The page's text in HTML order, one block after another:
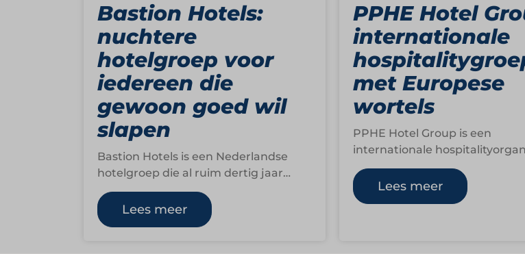
Bastion Hotels:
nuchtere
hotelgroep voor
iedereen die
gewoon goed wil
slapen
Bastion Hotels is een Nederlandse
hotelgroep die al ruim dertig jaar
vertrouwde overnachtingen biedt in
het hele land. Met 34…
Lees meer
PPHE Hotel
internationale
met Europese
wortels
PPHE Hotel Group is een
internationale
die zich richt op het
exploiteren en beheren van
hoogwaardige hotels en…
Lees meer